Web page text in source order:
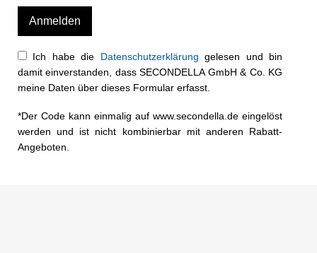
Ich habe die Datenschutzerklärung gelesen und bin
damit einverstanden, dass SECONDELLA GmbH & Co. KG
meine Daten über dieses Formular erfasst.
*Der Code kann einmalig auf www.secondella.de eingelöst
werden und ist nicht kombinierbar mit anderen Rabatt-
Angeboten.